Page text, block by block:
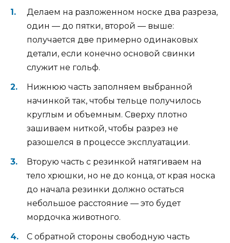
Делаем на разложенном носке два разреза,
один — до пятки, второй — выше:
получается две примерно одинаковых
детали, если конечно основой свинки
служит не гольф.
Нижнюю часть заполняем выбранной
начинкой так, чтобы тельце получилось
круглым и объемным. Сверху плотно
зашиваем ниткой, чтобы разрез не
разошелся в процессе эксплуатации.
Вторую часть с резинкой натягиваем на
тело хрюшки, но не до конца, от края носка
до начала резинки должно остаться
небольшое расстояние — это будет
мордочка животного.
С обратной стороны свободную часть